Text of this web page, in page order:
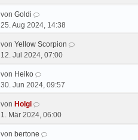
von Goldi
25. Aug 2024, 14:38
von Yellow Scorpion
12. Jul 2024, 07:00
von Heiko
30. Jun 2024, 09:57
von Holgi
1. Mär 2024, 06:00
von bertone